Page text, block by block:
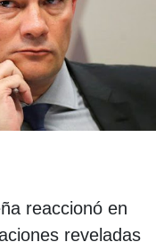
reaccionó en
reveladas